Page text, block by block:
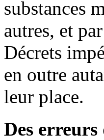
substances
autres, et
Décrets
en outre
leur place.
Des